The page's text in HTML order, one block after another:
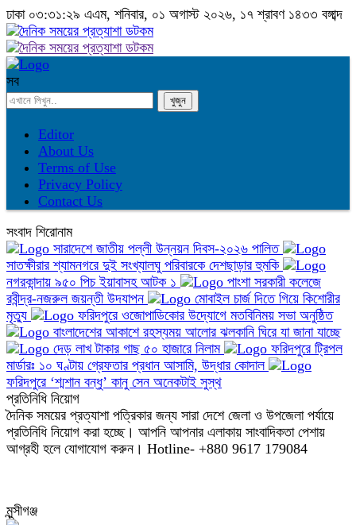
ঢাকা ০৩:৩১:২৯ এএম, শনিবার, ০১ অগাস্ট ২০২৬, ১৭ শ্রাবণ ১৪৩৩ বঙ্গাব্দ
সব
Editor
About Us
Terms of Use
Privacy Policy
Contact Us
সংবাদ শিরোনাম
সারাদেশে জাতীয় পল্লী উন্নয়ন দিবস-২০২৬ পালিত
সাতক্ষীরার শ্যামনগরে দুই সংখ্যালঘু পরিবারকে দেশছাড়ার হুমকি
নগরকান্দায় ৯৫০ পিচ ইয়াবাসহ আটক ১
পাংশা সরকারী কলেজে
রবীন্দ্র-নজরুল জয়ন্তী উদযাপন
মোবাইল চার্জ দিতে গিয়ে কিশোরীর
মৃত্যু
ফরিদপুরে ওজোপাডিকোর উদ্যোগে মতবিনিময় সভা অনুষ্ঠিত
বাংলাদেশের আকাশে রহস্যময় আলোর ঝলকানি ঘিরে যা জানা যাচ্ছে
দেড় লাখ টাকার গাছ ৫০ হাজারে নিলাম
ফরিদপুরে ট্রিপল
মার্ডারঃ ১০ ঘণ্টায় গ্রেফতার প্রধান আসামি, উদ্ধার কোদাল
ফরিদপুরে ‘শ্মশান বন্ধু’ কানু সেন অনেকটাই সুস্থ
প্রতিনিধি নিয়োগ
দৈনিক সময়ের প্রত্যাশা পত্রিকার জন্য সারা দেশে জেলা ও উপজেলা পর্যায়ে
প্রতিনিধি নিয়োগ করা হচ্ছে। আপনি আপনার এলাকায় সাংবাদিকতা পেশায়
আগ্রহী হলে যোগাযোগ করুন। Hotline- +880 9617 179084
মুন্সীগঞ্জ